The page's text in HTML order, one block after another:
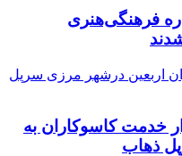
فرهنگی‌هنری
خدمت کاسوکاران به
ذهاب